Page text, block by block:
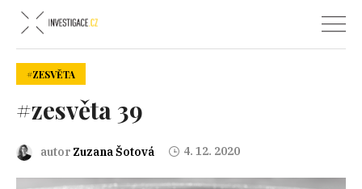
#ZESVĚTA
#zesvěta 39
autor Zuzana Šotová 4. 12. 2020